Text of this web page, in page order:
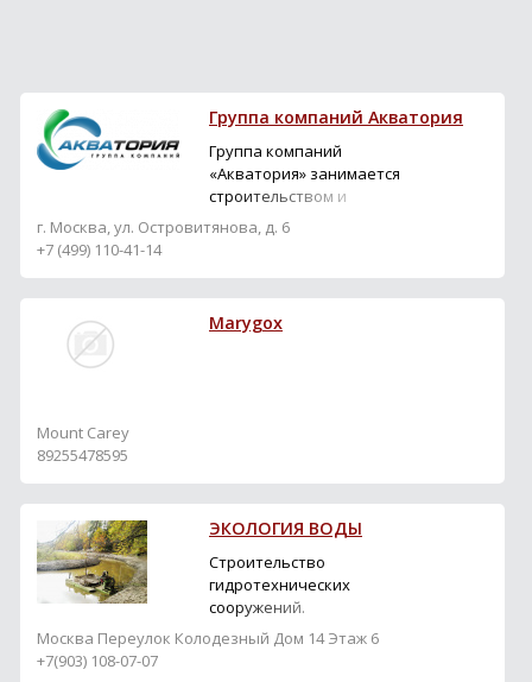
Группа компаний Акватория
Группа компаний
«Акватория» занимается
строительством и
восстановлением
водных объектов с 1999
направления
г. Москва, ул. Островитянова, д. 6
+7 (499) 110-41-14
Marygox
Mount Carey
89255478595
ЭКОЛОГИЯ ВОДЫ
Строительство
гидротехнических
сооружений.
Гидротехника
Москва Переулок Колодезный Дом 14 Этаж 6
+7(903) 108-07-07